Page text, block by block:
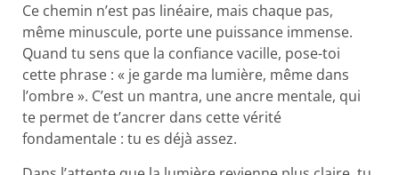
Ce chemin n’est pas linéaire, mais chaque pas,
même minuscule, porte une puissance immense.
Quand tu sens que la confiance vacille, pose-toi
cette phrase : « je garde ma lumière, même dans
l’ombre ». C’est un mantra, une ancre mentale, qui
te permet de t’ancrer dans cette vérité
fondamentale : tu es déjà assez.